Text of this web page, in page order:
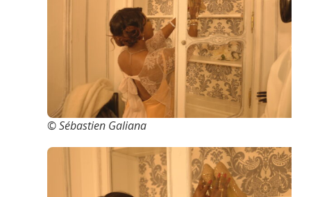
© Sébastien Galiana